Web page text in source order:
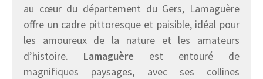
au cœur du département du Gers, Lamaguère
offre un cadre pittoresque et paisible, idéal pour
les amoureux de la nature et les amateurs
d’histoire. Lamaguère est entouré de
magnifiques paysages, avec ses collines